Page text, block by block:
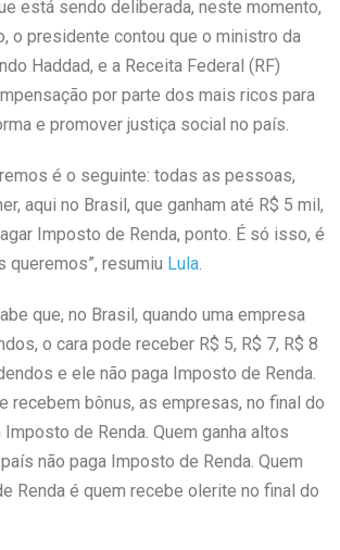
está sendo deliberada, neste momento,
o presidente contou que o ministro da
Haddad, e a Receita Federal (RF)
por parte dos mais ricos para
e promover justiça social no país.
é o seguinte: todas as pessoas,
aqui no Brasil, que ganham até R$ 5 mil,
Imposto de Renda, ponto. É só isso, é
queremos”, resumiu Lula.
que, no Brasil, quando uma empresa
o cara pode receber R$ 5, R$ 7, R$ 8
e ele não paga Imposto de Renda.
recebem bônus, as empresas, no final do
Imposto de Renda. Quem ganha altos
não paga Imposto de Renda. Quem
Renda é quem recebe olerite no final do